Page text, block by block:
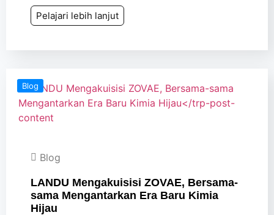
Pelajari lebih lanjut
Blog
Blog
LANDU Mengakuisisi ZOVAE, Bersama-
sama Mengantarkan Era Baru Kimia
Hijau